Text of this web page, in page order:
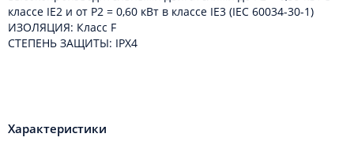
классе IE2 и от P2 = 0,60 кВт в классе IE3 (IEC 60034-30-1)
ИЗОЛЯЦИЯ: Класс F
СТЕПЕНЬ ЗАЩИТЫ: IPX4
Характеристики